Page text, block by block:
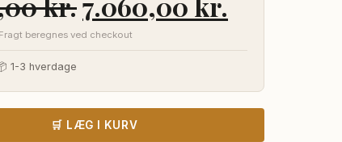
oprindelige
pris
var:
7.555,00 kr..
aktuelle
pris
er:
7.060,00
beregnes ved checkout
1-3 hverdage
🛒 LÆG I KURV